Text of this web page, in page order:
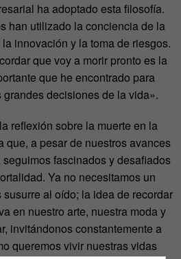
ha adoptado esta filosofía.
han utilizado la conciencia de la
innovación y la toma de riesgos.
que voy a morir pronto es la
que he encontrado para
decisiones de la vida».
reflexión sobre la muerte en la
que, a pesar de nuestros avances
fascinados y desafiados
Ya no necesitamos un
al oído; la idea de recordar
en nuestro arte, nuestra moda y
invitándonos constantemente a
queremos vivir nuestras vidas